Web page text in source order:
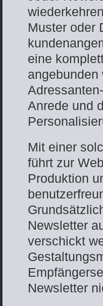
Muster oder
eine
Anrede und
Mit einer
führt zur
Produktion
Newsletter
verschickt
Newsletter